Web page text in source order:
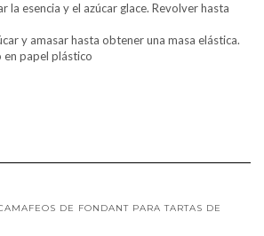
la esencia y el azúcar glace. Revolver hasta
y amasar hasta obtener una masa elástica.
papel plástico
DE FONDANT PARA TARTAS DE